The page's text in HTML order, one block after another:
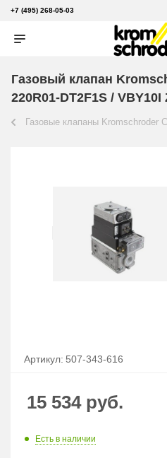
+7 (495) 268-05-03
Газовый клапан
220R01-DT2F1S / VBY10I
Газовые клапаны Kromschroder
Артикул: 507-343-616
15 534руб.
Есть в наличии